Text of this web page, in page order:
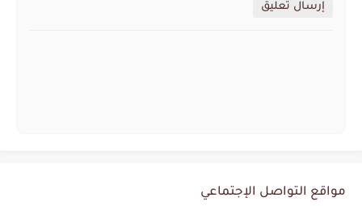
إرسال تعليق
مواقع التواصل الإجتماعي